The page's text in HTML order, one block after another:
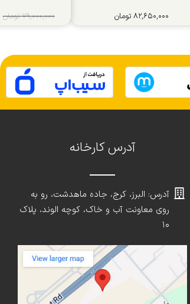
۸۲,۶۵۰,۰۰۰ تومان ۷۹,۰۰۰,۰۰۰ تومان
آدرس کارخانه
آدرس: البرز، کرج، جاده ماهدشت، رو به
روی معاونت آب و خاک، کوچه الوند، پلاک
۱۰